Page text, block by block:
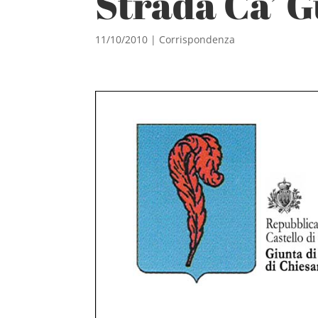
11/10/2010 | Corrispondenza